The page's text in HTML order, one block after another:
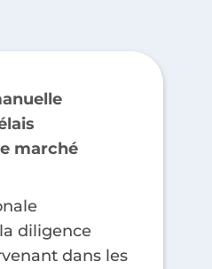
marché
diligence
dans les